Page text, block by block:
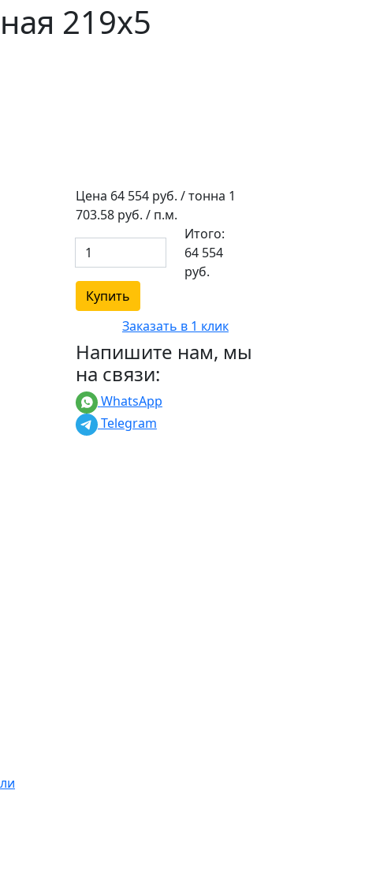
219х5
Цена 64 554 руб. / тонна 1
703.58руб. / п.м.
Итого:
64 554
руб.
Купить
Заказать в 1 клик
Напишите нам, мы
на связи:
WhatsApp
Telegram